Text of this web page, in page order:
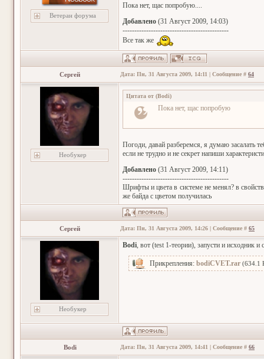
Ветеран форума
Пока нет, щас попробую....
Добавлено (31 Август 2009, 14:03)
---------------------------------------------
Все так же
Сергей Дата: Пн, 31 Августа 2009, 14:11 | Сообщение # 64
Необукер
Цитата от (Bodi)
Пока нет, щас попробую
Погоди, давай разберемся, я думаю засалать
если не трудно и не секрет напиши
Добавлено (31 Август 2009, 14:11)
---------------------------------------------
Шрифты и цвета в системе не менял? в
же байда с цветом получилась
Сергей Дата: Пн, 31 Августа 2009, 14:26 | Сообщение # 65
Необукер
Bodi, вот (test 1-теории), запусти и исходник
Прикрепления: bodiCVET.rar (634.1
Bodi Дата: Пн, 31 Августа 2009, 14:41 | Сообщение # 66